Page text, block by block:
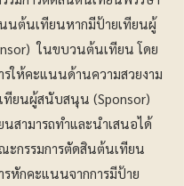
นต้นเทียนหากมีป้ายเทียนผู้
ในขบวนต้นเทียน โดย
รให้คะแนนด้านความสวยงาม
ทียนผู้สนับสนุน (Sponsor)
สามารถทำและนำเสนอได้
ะกรรมการตัดสินต้นเทียน
รหักคะแนนจากการมีป้าย